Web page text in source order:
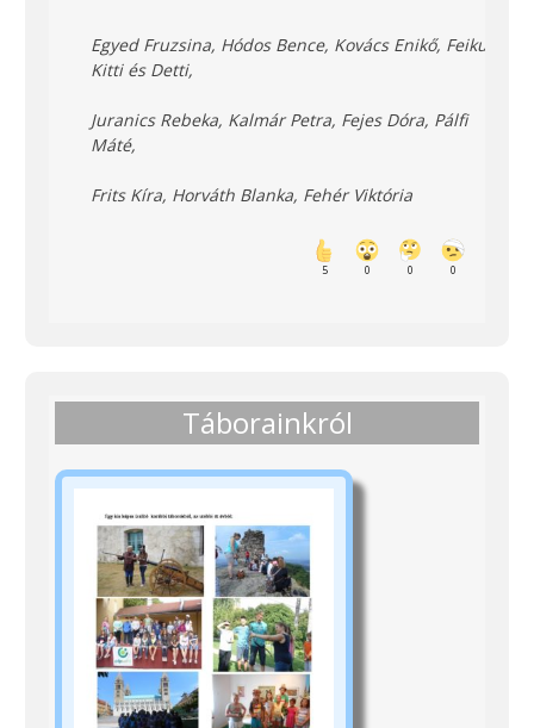
Egyed Fruzsina, Hódos Bence, Kovács Enikő, Feikus
Kitti és Detti,
Juranics Rebeka, Kalmár Petra, Fejes Dóra, Pálfi
Máté,
Frits Kíra, Horváth Blanka, Fehér Viktória
5 0 0 0
Táborainkról